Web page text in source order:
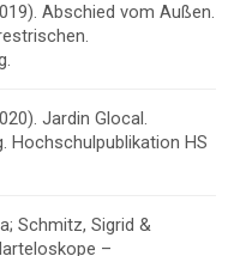
Abschied vom Außen.
.
Jardin Glocal.
Hochschulpublikation HS
Schmitz, Sigrid &
–